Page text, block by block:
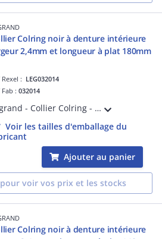
Colring noir à denture intérieure
2,4mm et longueur à plat 180mm
Rexel : LEG032014
Fab :032014
Legrand - Collier Colring - dent int polyamide 6/6 - l 2,4 - L 180 - noir (blist)
Voir les tailles d'emballage du
Ajouter au panier
voir vos prix et les stocks
Colring noir à denture intérieure